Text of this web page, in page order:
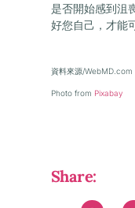
是否開始感到沮
好您自己，才能
資料來源/WebMD.com
Photo from Pixabay
Share: